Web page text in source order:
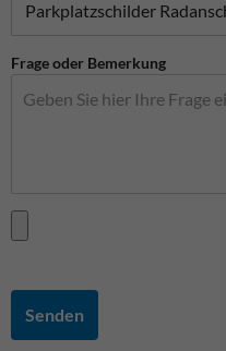
Frage oder Bemerkung
Senden